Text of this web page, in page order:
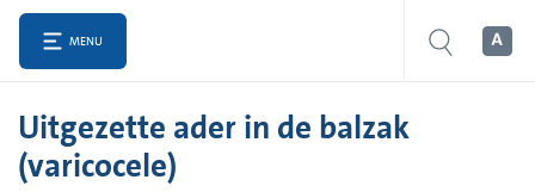
MENU
Uitgezette ader in de balzak
(varicocele)